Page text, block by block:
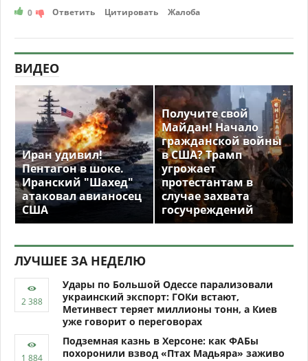
0 Ответить Цитировать Жалоба
ВИДЕО
Иран удивил!
Пентагон в шоке.
Иранский "Шахед"
атаковал авианосец
США
Получите свой
Майдан! Начало
гражданской войны
в США? Трамп
угрожает
протестантам в
случае захвата
госучреждений
ЛУЧШЕЕ ЗА НЕДЕЛЮ
Удары по Большой Одессе парализовали
украинский экспорт: ГОКи встают,
Метинвест теряет миллионы тонн, а Киев
уже говорит о переговорах
Подземная казнь в Херсоне: как ФАБы
похоронили взвод «Птах Мадьяра» заживо